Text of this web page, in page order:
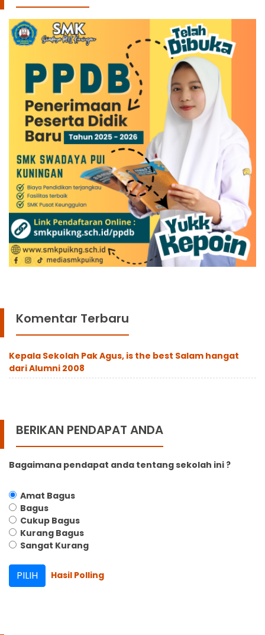
Komentar Terbaru
Kepala Sekolah Pak Agus, is the best Salam hangat
dari Alumni 2008
BERIKAN PENDAPAT ANDA
Bagaimana pendapat anda tentang sekolah ini ?
Amat Bagus
Bagus
Cukup Bagus
Kurang Bagus
Sangat Kurang
Hasil Polling